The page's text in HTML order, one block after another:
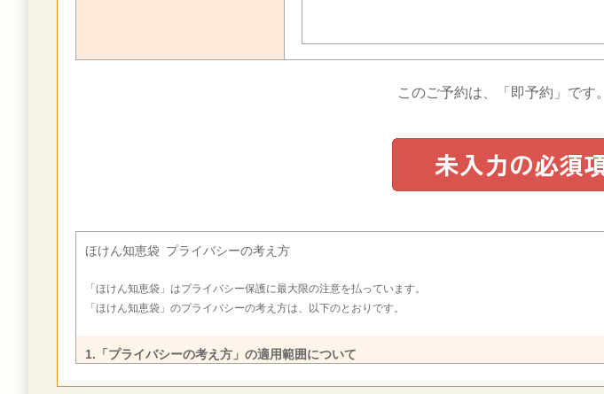
このご予約は、「即予約」です。
ほけん知恵袋 プライバシーの考え方
「ほけん知恵袋」はプライバシー保護に最大限の注意を払っています。
「ほけん知恵袋」のプライバシーの考え方は、以下のとおりです。
1.「プライバシーの考え方」の適用範囲について